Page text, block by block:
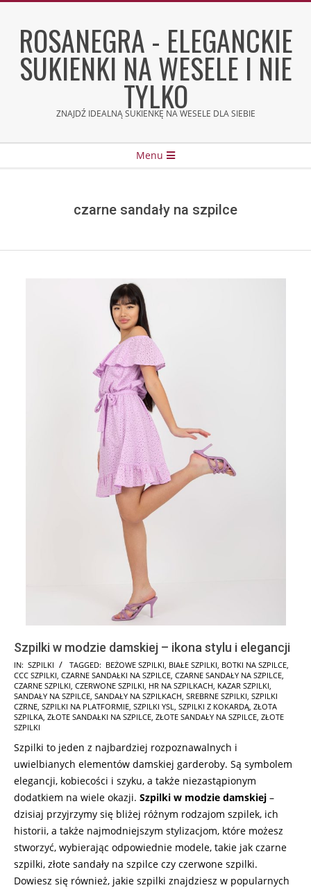
contentROSANEGRA - ELEGANCKIE
SUKIENKI NA WESELE I NIE
TYLKO
ZNAJDŹ IDEALNĄ SUKIENKĘ NA WESELE DLA SIEBIE
Menu
czarne sandały na szpilce
Szpilki w modzie damskiej – ikona stylu i elegancji
2025-
01-
27
IN: SZPILKI TAGGED: BEŻOWE SZPILKI, BIAŁE SZPILKI, BOTKI NA SZPILCE,
CCC SZPILKI, CZARNE SANDAŁKI NA SZPILCE, CZARNE SANDAŁY NA SZPILCE,
CZARNE SZPILKI, CZERWONE SZPILKI, HR NA SZPILKACH, KAZAR SZPILKI,
SANDAŁY NA SZPILCE, SANDAŁY NA SZPILKACH, SREBRNE SZPILKI, SZPILKI
CZRNE, SZPILKI NA PLATFORMIE, SZPILKI YSL, SZPILKI Z KOKARDĄ, ZŁOTA
SZPILKA, ZŁOTE SANDAŁKI NA SZPILCE, ZŁOTE SANDAŁY NA SZPILCE, ZŁOTE
SZPILKI
Szpilki to jeden z najbardziej rozpoznawalnych i
uwielbianych elementów damskiej garderoby. Są symbolem
elegancji, kobiecości i szyku, a także niezastąpionym
dodatkiem na wiele okazji. Szpilki w modzie damskiej –
dzisiaj przyjrzymy się bliżej różnym rodzajom szpilek, ich
historii, a także najmodniejszym stylizacjom, które możesz
stworzyć, wybierając odpowiednie modele, takie jak czarne
szpilki, złote sandały na szpilce czy czerwone szpilki.
Dowiesz się również, jakie szpilki znajdziesz w popularnych